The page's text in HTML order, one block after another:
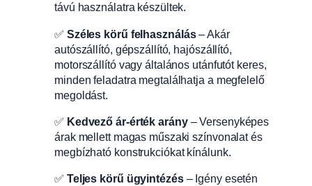
távú használatra készültek.
✅ Széles körű felhasználás– Akár
autószállító, gépszállító, hajószállító,
motorszállító vagy általános utánfutót keres,
minden feladatra megtalálhatja a megfelelő
megoldást.
✅ Kedvező ár-érték arány– Versenyképes
árak mellett magas műszaki színvonalat és
megbízható konstrukciókat kínálunk.
✅ Teljes körű ügyintézés– Igény esetén